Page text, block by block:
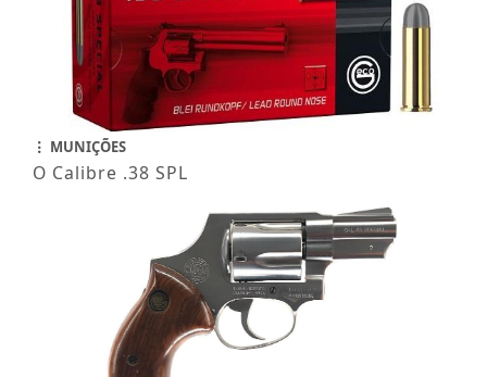
MUNIÇÕES
O Calibre .38 SPL